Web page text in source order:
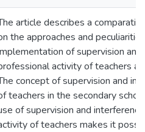
article describes a
the approaches and
of supervision
activity of teachers
concept of supervision and
teachers in the secondary
of supervision and
of teachers makes it